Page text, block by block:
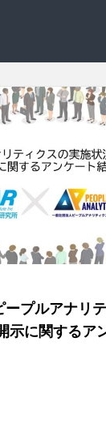
ープルアナリ
示に関するア